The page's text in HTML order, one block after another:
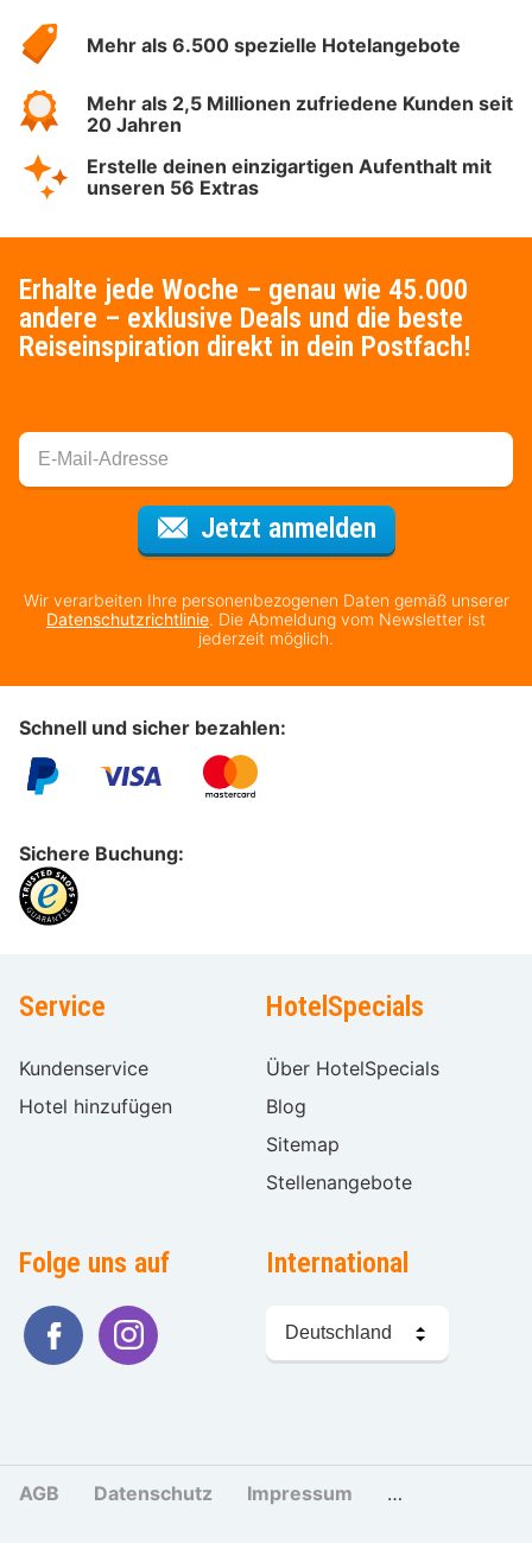
Hotelspecials
Mehr als 6.500 spezielle Hotelangebote
Mehr als 2,5 Millionen zufriedene Kunden seit
20 Jahren
Erstelle deinen einzigartigen Aufenthalt mit
unseren 56 Extras
Erhalte jede Woche – genau wie 45.000
andere – exklusive Deals und die beste
Reiseinspiration direkt in dein Postfach!
Jetzt anmeldenFür den
Wir verarbeiten Ihre personenbezogenen Daten gemäß unserer
Datenschutzrichtlinie. Die Abmeldung vom Newsletter ist
jederzeit möglich.
Schnell und sicher bezahlen:
Sichere Buchung:
Service
Kundenservice
Hotel hinzufügen
HotelSpecials
Über HotelSpecials
Blog
Sitemap
Stellenangebote
Folge uns auf International
wählen
AGB Datenschutz Impressum Cookies und